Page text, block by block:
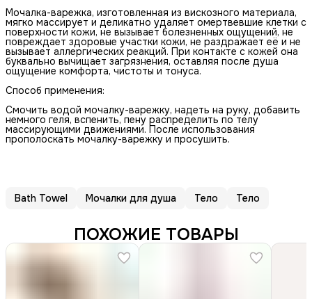
Мочалка-варежка, изготовленная из вискозного материала,
мягко массирует и деликатно удаляет омертвевшие клетки с
поверхности кожи, не вызывает болезненных ощущений, не
повреждает здоровые участки кожи, не раздражает её и не
вызывает аллергических реакций. При контакте с кожей она
буквально вычищает загрязнения, оставляя после душа
ощущение комфорта, чистоты и тонуса.
Способ применения:
Смочить водой мочалку-варежку, надеть на руку, добавить
немного геля, вспенить, пену распределить по телу
массирующими движениями. После использования
прополоскать мочалку-варежку и просушить.
Bath Towel Мочалки для душа Тело Тело
ПОХОЖИЕ ТОВАРЫ